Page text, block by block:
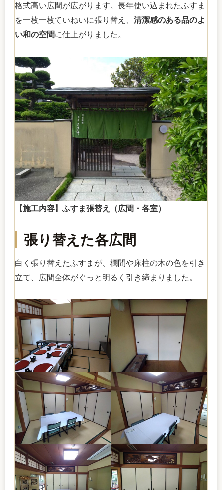
格式高い広間が広がります。長年使い込まれたふすま
を一枚一枚ていねいに張り替え、 清潔感のある品のよ
い和の空間に仕上がりました。
【施工内容】ふすま張替え（広間・各室）
張り替えた各広間
白く張り替えたふすまが、欄間や床柱の木の色を引き
立て、広間全体がぐっと明るく引き締まりました。